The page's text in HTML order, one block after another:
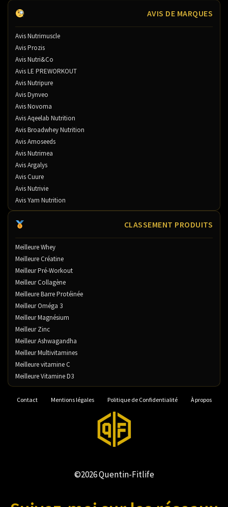
AVIS DE MARQUES
Avis Nutrimuscle
Avis Prozis
Avis Nutri&Co
Avis LE PREWORKOUT
Avis Nutripure
Avis Dynveo
Avis Novoma
Avis Aqeelab Nutrition
Avis Broadwhey Nutrition
Avis Amoseeds
Avis Nutrimea
Avis Argalys
Avis Cuure
Avis Nutrivie
Avis Yam Nutrition
CLASSEMENT PRODUITS
Meilleure Whey
Meilleure Créatine
Meilleur Pré-Workout
Meilleur Collagène
Meilleure Barre Protéinée
Meilleur Oméga 3
Meilleur Magnésium
Meilleur Zinc
Meilleur Ashwagandha
Meilleur Multivitamines
Meilleure vitamine C
Meilleure Vitamine D3
Contact Mentions légales Politique de Confidentialité À propos
©2026 Quentin-Fitlife